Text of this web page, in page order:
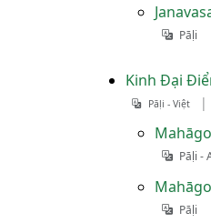
Pāḷi
Kinh Ðại
Pāḷi - Việt |
Pāḷi -
Pāḷi